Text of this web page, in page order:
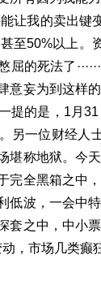
让我的卖出键
至50%以上。
的死法了
意妄为到这样
的是，1月
另一位财经人
堪称地狱。今
完全黑箱之中
波，一会中
套之中，中小
，市场几类癫